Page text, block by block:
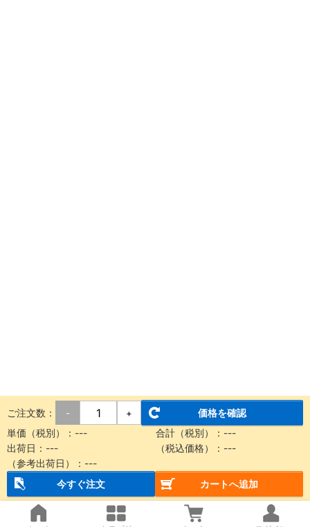
ご注文数： - +
価格を確認
単価（税別）： --- 合計（税別）： ---
出荷日： --- （税込価格）： ---
（参考出荷日）： ---
今すぐ注文
カートへ追加